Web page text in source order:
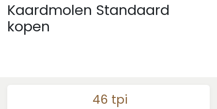
Kaardmolen Standaard
kopen
46 tpi